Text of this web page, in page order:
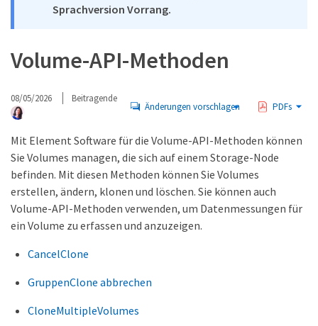
Sprachversion Vorrang.
Volume-API-Methoden
08/05/2026 Beitragende
Änderungen vorschlagen PDFs
Mit Element Software für die Volume-API-Methoden können
Sie Volumes managen, die sich auf einem Storage-Node
befinden. Mit diesen Methoden können Sie Volumes
erstellen, ändern, klonen und löschen. Sie können auch
Volume-API-Methoden verwenden, um Datenmessungen für
ein Volume zu erfassen und anzuzeigen.
CancelClone
GruppenClone abbrechen
CloneMultipleVolumes